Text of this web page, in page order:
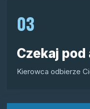
03
Czekaj pod
Kierowca odbierze